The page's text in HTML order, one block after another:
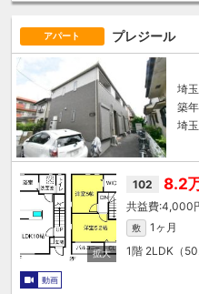
アパート プレジール
埼
築
埼
102 8.2
4,000
敷 1ヶ月
1階 2LDK（
動画